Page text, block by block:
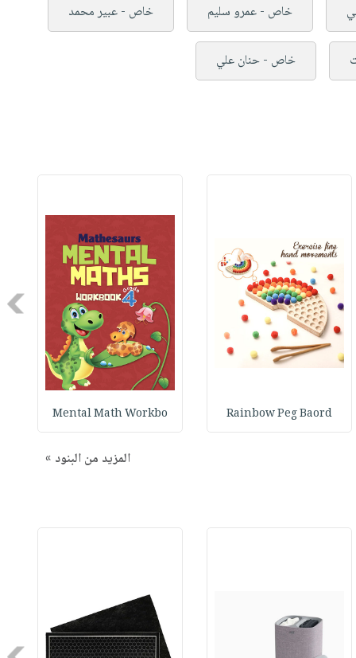
خاص - عمرو سليم خاص - عبير محمد
خاص - حنان علي
Rainbow Peg Baord
Mental Math Workbo
المزيد من البنود »